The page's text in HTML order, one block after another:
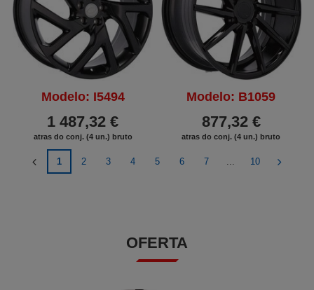
Modelo: I5494
1 487,32 €
atras do conj. (4 un.) bruto
Modelo: B1059
877,32 €
atras do conj. (4 un.) bruto
1 2 3 4 5 6 7 10
OFERTA